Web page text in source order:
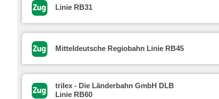
Linie RB31
Mitteldeutsche Regiobahn Linie RB45
trilex - Die Länderbahn GmbH DLB
Linie RB60